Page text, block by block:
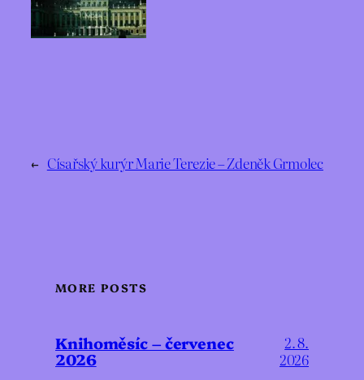
← Císařský kurýr Marie Terezie – Zdeněk Grmolec
MORE POSTS
Knihoměsíc – červenec
2026
2. 8.
2026